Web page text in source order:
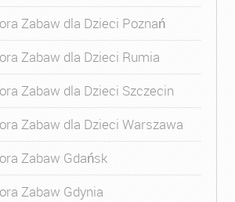
Zabaw dla Dzieci Poznań
Zabaw dla Dzieci Rumia
Zabaw dla Dzieci Szczecin
Zabaw dla Dzieci Warszawa
Zabaw Gdańsk
Zabaw Gdynia